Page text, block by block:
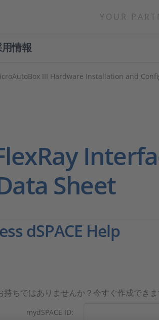
YOUR
情報
III Hardware Installation and
Sheet
dSPACE Help
ちではありませんか？今すぐ作成できま
mydSPACE ID: